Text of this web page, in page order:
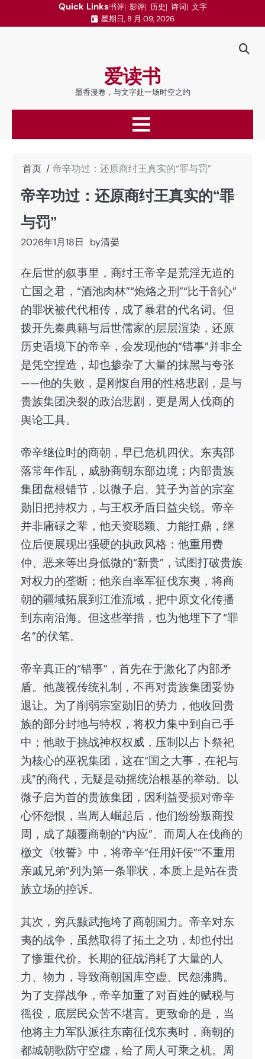
Quick Links书评 影评 历史 诗词 文字
星期日, 8 月 09, 2026
爱读书
墨香漫卷，与文字赴一场时空之约
首页 帝辛功过：还原商纣王真实的“罪与罚”
帝辛功过：还原商纣王真实的“罪
与罚”
2026年1月18日 by清晏
在后世的叙事里，商纣王帝辛是荒淫无道的
亡国之君，“酒池肉林”“炮烙之刑”“比干剖心”
的罪状被代代相传，成了暴君的代名词。但
拨开先秦典籍与后世儒家的层层渲染，还原
历史语境下的帝辛，会发现他的“错事”并非全
是凭空捏造，却也掺杂了大量的抹黑与夸张
——他的失败，是刚愎自用的性格悲剧，是与
贵族集团决裂的政治悲剧，更是周人伐商的
舆论工具。
帝辛继位时的商朝，早已危机四伏。东夷部
落常年作乱，威胁商朝东部边境；内部贵族
集团盘根错节，以微子启、箕子为首的宗室
勋旧把持权力，与王权矛盾日益尖锐。帝辛
并非庸碌之辈，他天资聪颖、力能扛鼎，继
位后便展现出强硬的执政风格：他重用费
仲、恶来等出身低微的“新贵”，试图打破贵族
对权力的垄断；他亲自率军征伐东夷，将商
朝的疆域拓展到江淮流域，把中原文化传播
到东南沿海。但这些举措，也为他埋下了“罪
名”的伏笔。
帝辛真正的“错事”，首先在于激化了内部矛
盾。他蔑视传统礼制，不再对贵族集团妥协
退让。为了削弱宗室勋旧的势力，他收回贵
族的部分封地与特权，将权力集中到自己手
中；他敢于挑战神权权威，压制以占卜祭祀
为核心的巫祝集团，这在“国之大事，在祀与
戎”的商代，无疑是动摇统治根基的举动。以
微子启为首的贵族集团，因利益受损对帝辛
心怀怨恨，当周人崛起后，他们纷纷叛商投
周，成了颠覆商朝的“内应”。而周人在伐商的
檄文《牧誓》中，将帝辛“任用奸佞”“不重用
亲戚兄弟”列为第一条罪状，本质上是站在贵
族立场的控诉。
其次，穷兵黩武拖垮了商朝国力。帝辛对东
夷的战争，虽然取得了拓土之功，却也付出
了惨重代价。长期的征战消耗了大量的人
力、物力，导致商朝国库空虚、民怨沸腾。
为了支撑战争，帝辛加重了对百姓的赋税与
徭役，底层民众苦不堪言。更致命的是，当
他将主力军队派往东南征伐东夷时，商朝的
都城朝歌防守空虚，给了周人可乘之机。周